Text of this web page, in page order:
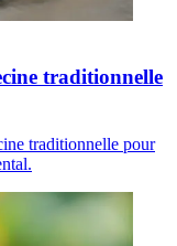
traditionnelle
traditionnelle pour